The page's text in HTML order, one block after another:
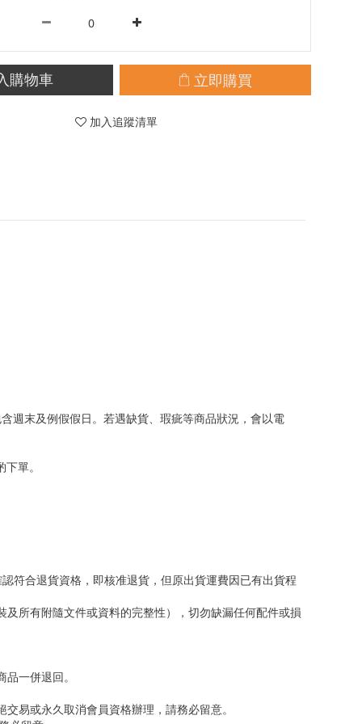
購物車 立即購買
加入追蹤清單
週末及例假假日。若遇缺貨、瑕疵等商品狀況，會以電
單。
符合退貨資格，即核准退貨，但原出貨運費因已有出貨程
所有附隨文件或資料的完整性），切勿缺漏任何配件或損
一併退回。
易或永久取消會員資格辦理，請務必留意。